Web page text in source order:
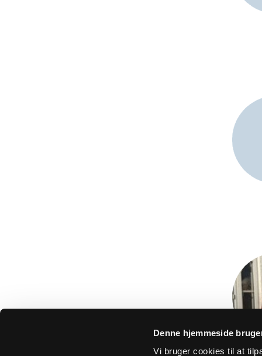
Denne hjemmeside
Vi bruger cookies til at